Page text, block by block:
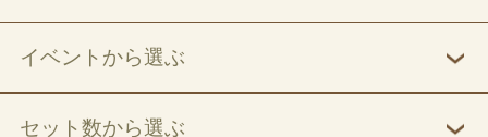
イベントから選ぶ
セット数から選ぶ